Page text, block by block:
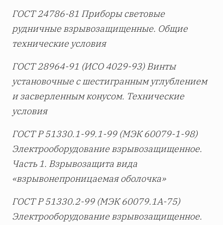
ГОСТ 24786-81 Приборы световые
рудничные взрывозащищенные. Общие
технические условия
ГОСТ 28964-91 (ИСО 4029-93) Винты
установочные с шестигранным углублением
и засверленным конусом. Технические
условия
ГОСТ Р 51330.1-99.1-99 (МЭК 60079-1-98)
Электрооборудование взрывозащищенное.
Часть 1. Взрывозащита вида
«взрывонепроницаемая оболочка»
ГОСТ Р 51330.2-99 (МЭК 60079.1А-75)
Электрооборудование взрывозащищенное.